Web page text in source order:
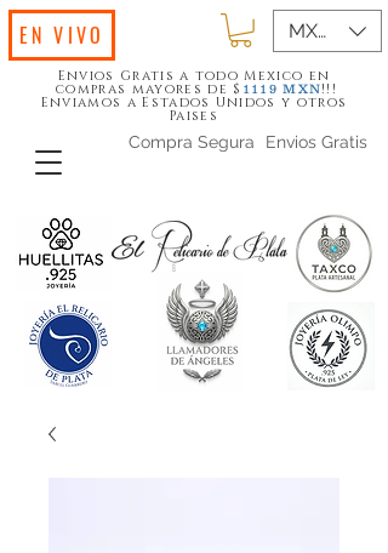
Envios Gratis
Compra Segura
Envios Gratis a todo Mexico en
compras mayores de $ 1119 MXN!!!
Enviamos a Estados Unidos y otros
Paises
MXN ($)
EN VIVO